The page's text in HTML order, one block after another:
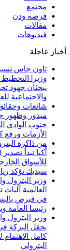
مجتمع
قرصه ودن
مقالات
فيديوهات
أخبار عاجلة
تاون جاس
وزيرا التخطيط
يبحثان جهود
والاجتماعية للعام
شائعات
ميدور وظهور
جنوب الوادي
الأزمات ورفع
من ذاكرة
للأسواق
سيدبك تؤكد
وزير البترول
العالمية
في قبرص
رئيسا العامة
وزير البترول
كامل
البترولي